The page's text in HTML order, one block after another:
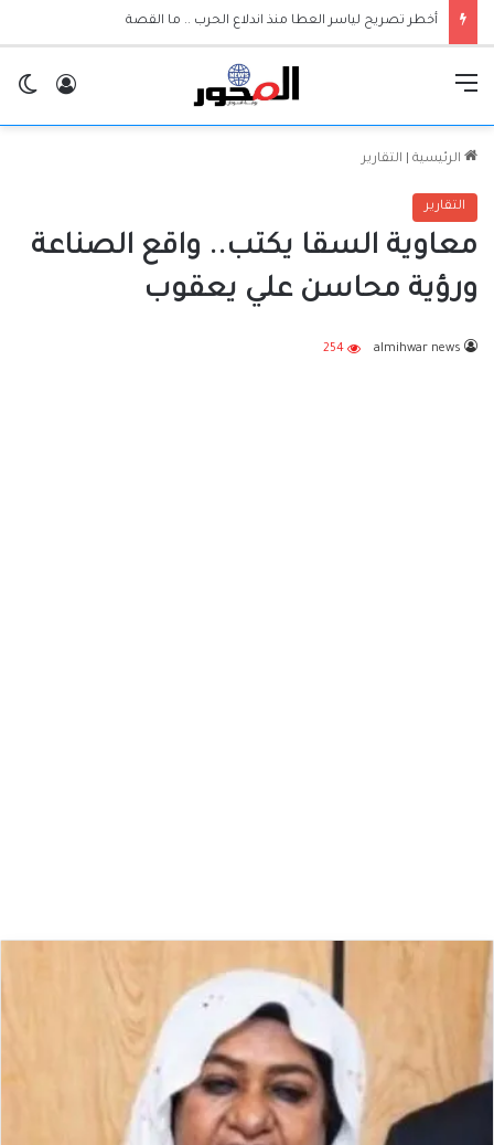
أخطر تصريح لياسر العطا منذ اندلاع الحرب .. ما القصة
الرئيسية التقارير
التقارير
معاوية السقا يكتب.. واقع الصناعة
ورؤية محاسن علي يعقوب
almihwar news
254